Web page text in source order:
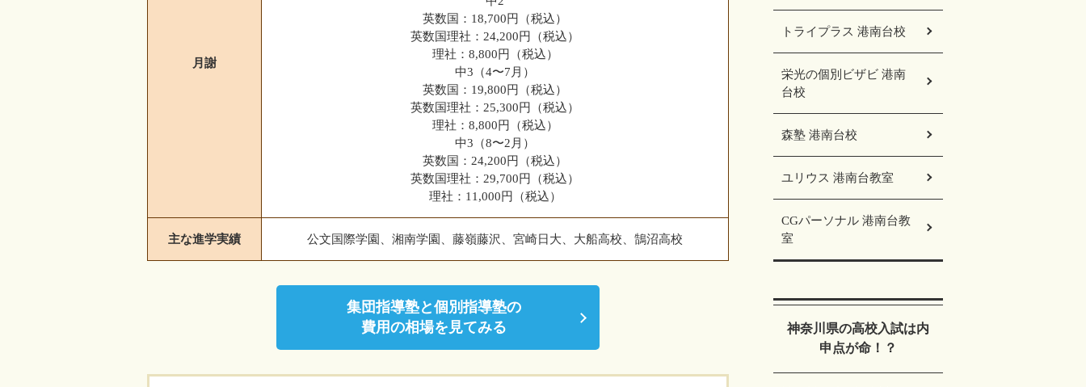
月謝
英数国：18,700円（税込）
英数国理社：24,200円（税込）
理社：8,800円（税込）
中3（4〜7月）
英数国：19,800円（税込）
英数国理社：25,300円（税込）
理社：8,800円（税込）
中3（8〜2月）
英数国：24,200円（税込）
英数国理社：29,700円（税込）
理社：11,000円（税込）
主な進学実績 公文国際学園、湘南学園、藤嶺藤沢、宮崎日大、大船高校、鵠沼高校
集団指導塾と個別指導塾の
費用の相場を見てみる
トライプラス 港南台校
栄光の個別ビザビ 港南
台校
森塾 港南台校
ユリウス 港南台教室
CGパーソナル 港南台教
室
神奈川県の高校入試は内
申点が命！？